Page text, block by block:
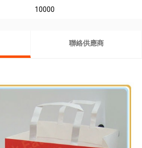
10000
聯絡供應商